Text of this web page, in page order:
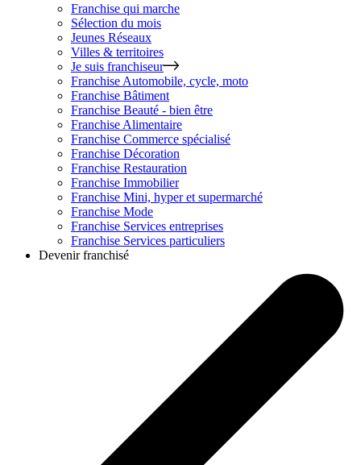
Franchise qui marche
Sélection du mois
Jeunes Réseaux
Villes & territoires
Je suis franchiseur
Franchise Automobile, cycle, moto
Franchise Bâtiment
Franchise Beauté - bien être
Franchise Alimentaire
Franchise Commerce spécialisé
Franchise Décoration
Franchise Restauration
Franchise Immobilier
Franchise Mini, hyper et supermarché
Franchise Mode
Franchise Services entreprises
Franchise Services particuliers
Devenir franchisé